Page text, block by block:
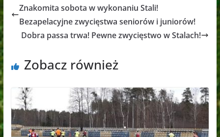
Znakomita sobota w wykonaniu Stali!
Bezapelacyjne zwycięstwa seniorów i juniorów!
Dobra passa trwa! Pewne zwycięstwo w Stalach!
Zobacz również